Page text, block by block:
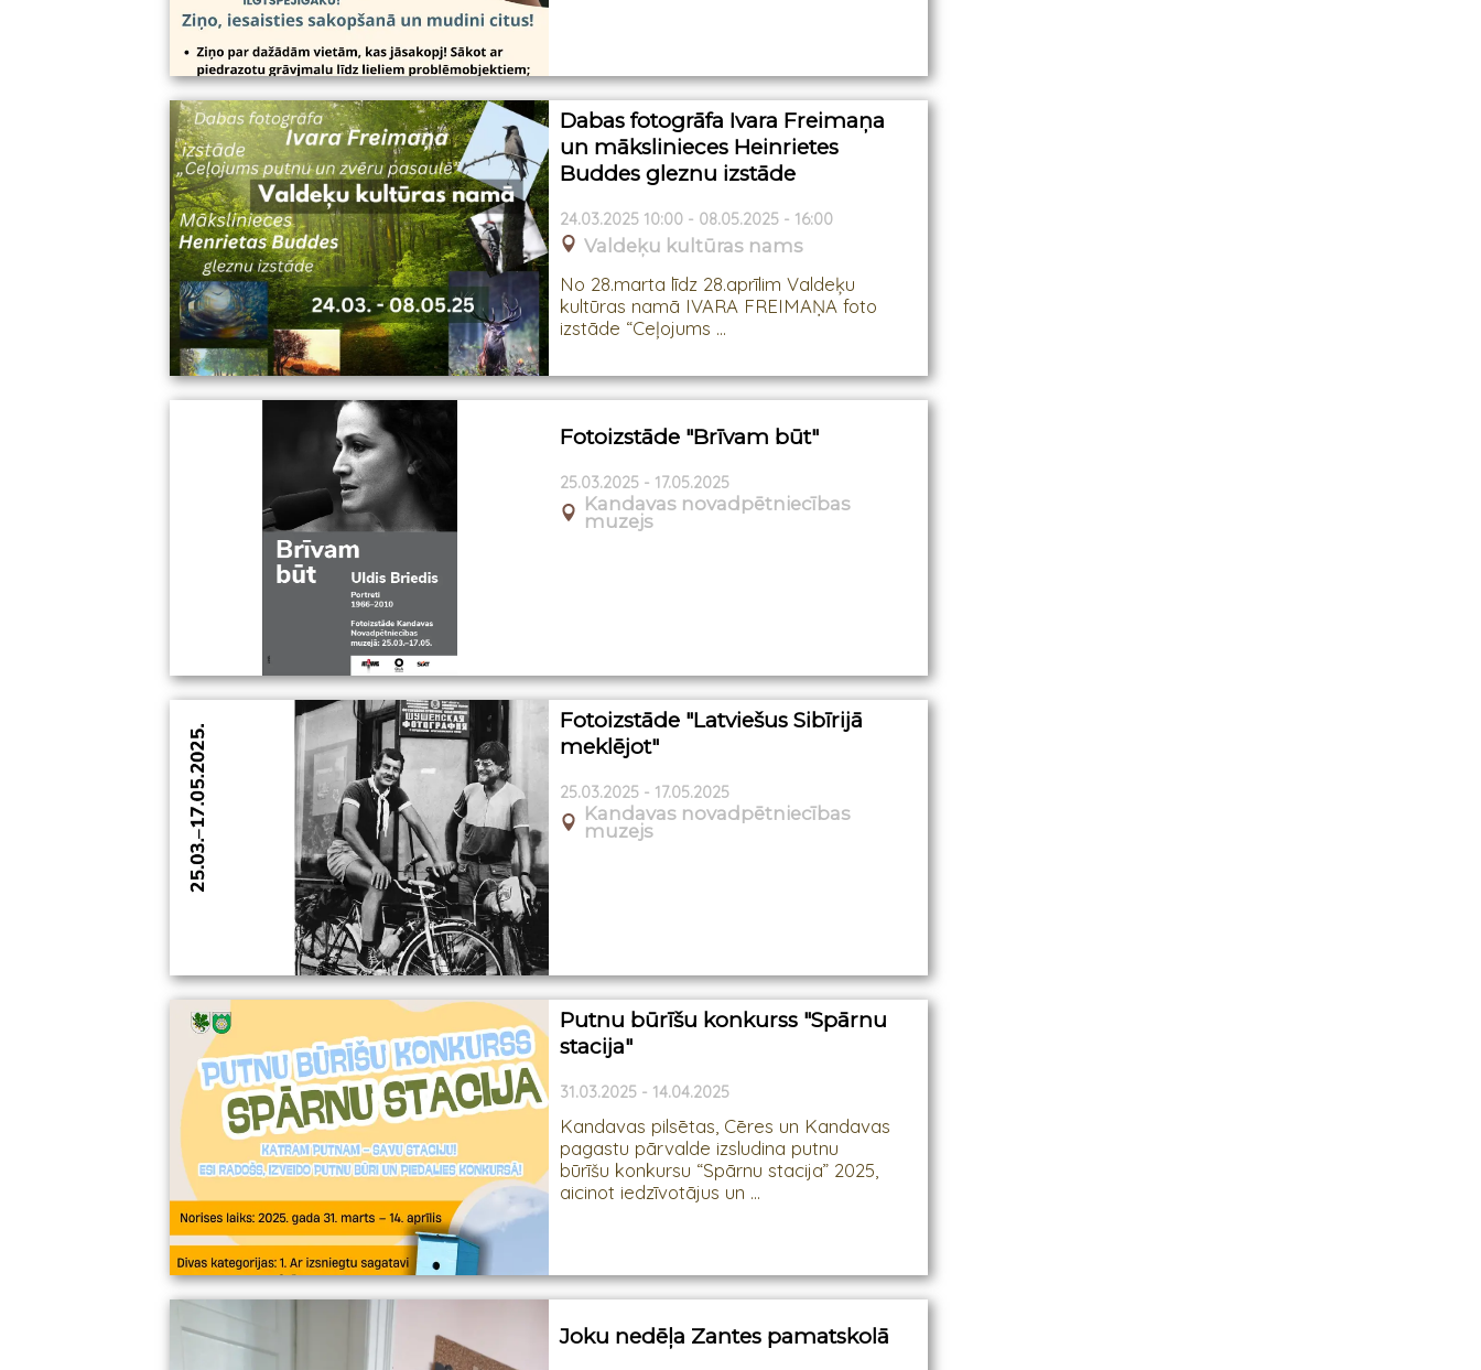
Dabas fotogrāfa Ivara Freimaņa
un mākslinieces Heinrietes
Buddes gleznu izstāde
24.03.2025 10:00 - 08.05.2025 - 16:00
Valdeķu kultūras nams
No 28.marta līdz 28.aprīlim Valdeķu
kultūras namā IVARA FREIMAŅA foto
izstāde “Ceļojums ...
Fotoizstāde "Brīvam būt"
25.03.2025 - 17.05.2025
Kandavas novadpētniecības
muzejs
Fotoizstāde "Latviešus Sibīrijā
meklējot"
25.03.2025 - 17.05.2025
Kandavas novadpētniecības
muzejs
Putnu būrīšu konkurss "Spārnu
stacija"
31.03.2025 - 14.04.2025
Kandavas pilsētas, Cēres un Kandavas
pagastu pārvalde izsludina putnu
būrīšu konkursu “Spārnu stacija” 2025,
aicinot iedzīvotājus un ...
Joku nedēļa Zantes pamatskolā